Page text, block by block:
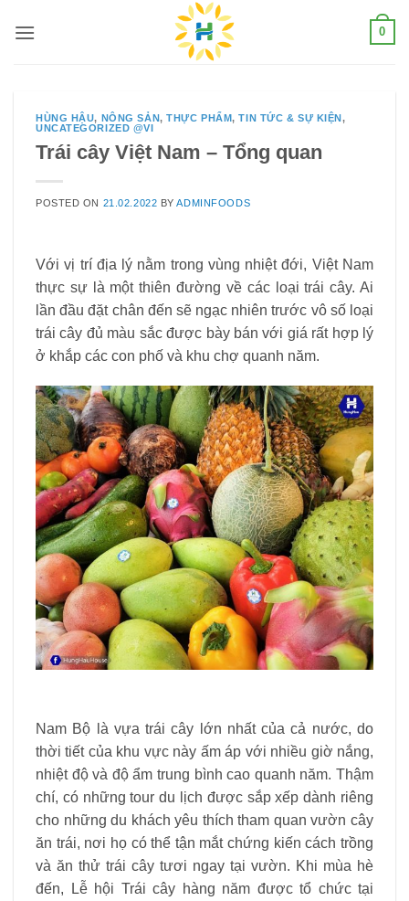
0
HÙNG HẬU, NÔNG SẢN,THỰC PHẨM,TIN TỨC & SỰ KIỆN,
UNCATEGORIZED @VI
Trái cây Việt Nam – Tổng quan
POSTED ON 21.02.2022 BYADMINFOODS
Với vị trí địa lý nằm trong vùng nhiệt đới, Việt Nam
thực sự là một thiên đường về các loại trái cây. Ai
lần đầu đặt chân đến sẽ ngạc nhiên trước vô số loại
trái cây đủ màu sắc được bày bán với giá rất hợp lý
ở khắp các con phố và khu chợ quanh năm.
Nam Bộ là vựa trái cây lớn nhất của cả nước, do
thời tiết của khu vực này ấm áp với nhiều giờ nắng,
nhiệt độ và độ ẩm trung bình cao quanh năm. Thậm
chí, có những tour du lịch được sắp xếp dành riêng
cho những du khách yêu thích tham quan vườn cây
ăn trái, nơi họ có thể tận mắt chứng kiến ​​cách trồng
và ăn thử trái cây tươi ngay tại vườn. Khi mùa hè
đến, Lễ hội Trái cây hàng năm được tổ chức tại